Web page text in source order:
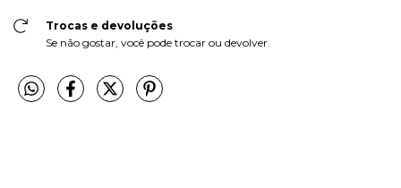
Trocas e devoluções
Se não gostar, você pode trocar ou devolver.